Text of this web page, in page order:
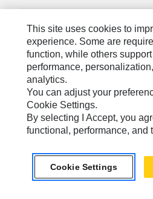
Caterpillar.com
聯絡 Caterpillar
我的行銷偏好設定
網站地圖
Cookie Settings
關於 Cat
This site uses cookies to
experience. Some are
function, while others
performance,
analytics.
You can adjust your
Cookie Settings.
By selecting I Accept, you
functional, performance, and
Cookie Settings